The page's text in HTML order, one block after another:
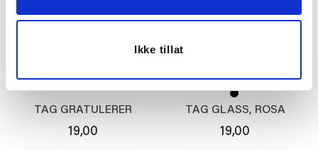
Ikke tillat
TAG GRATULERER
19,00
TAG GLASS, ROSA
19,00